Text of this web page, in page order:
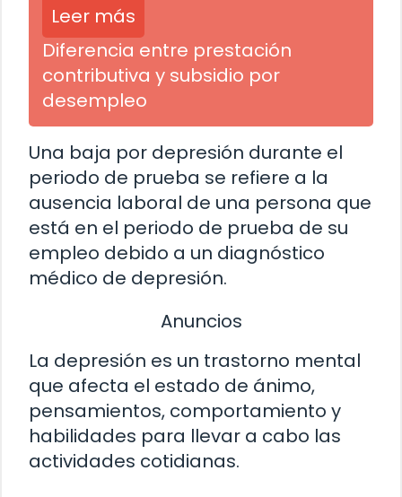
Leer más
Diferencia entre prestación
contributiva y subsidio por
desempleo
Una baja por depresión durante el
periodo de prueba se refiere a la
ausencia laboral de una persona que
está en el periodo de prueba de su
empleo debido a un diagnóstico
médico de depresión.
Anuncios
La depresión es un trastorno mental
que afecta el estado de ánimo,
pensamientos, comportamiento y
habilidades para llevar a cabo las
actividades cotidianas.